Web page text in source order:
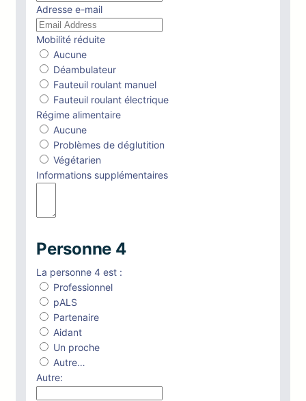
Adresse e-mail
Mobilité réduite
Aucune
Déambulateur
Fauteuil roulant manuel
Fauteuil roulant électrique
Régime alimentaire
Aucune
Problèmes de déglutition
Végétarien
Informations supplémentaires
Personne 4
La personne 4 est :
Professionnel
pALS
Partenaire
Aidant
Un proche
Autre…
Autre: